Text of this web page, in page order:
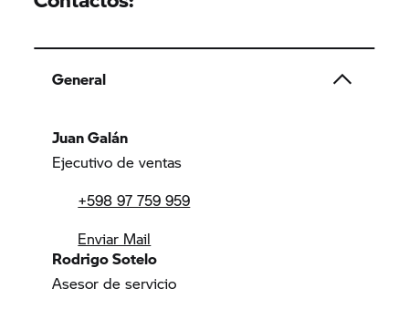
General
Juan Galán
Ejecutivo de ventas
+598 97 759 959
Enviar Mail
Rodrigo Sotelo
Asesor de servicio